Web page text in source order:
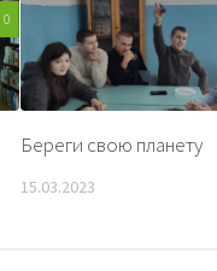
0
Береги свою планету
15.03.2023